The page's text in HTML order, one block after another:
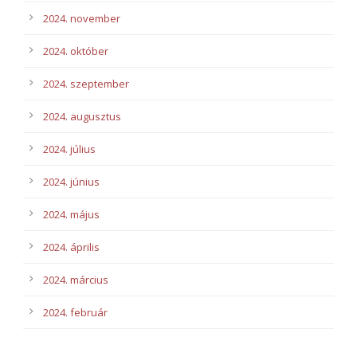
2024. november
2024. október
2024. szeptember
2024. augusztus
2024. július
2024. június
2024. május
2024. április
2024. március
2024. február